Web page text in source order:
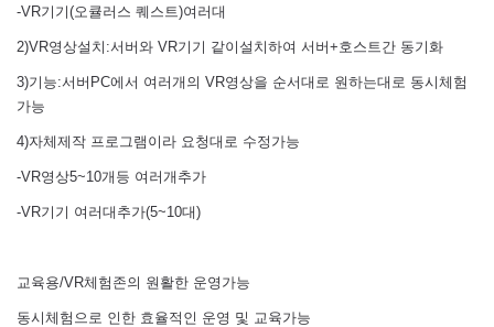
-VR기기(오큘러스 퀘스트)여러대
2)VR영상설치:서버와 VR기기 같이설치하여 서버+호스트간 동기화
3)기능:서버PC에서 여러개의 VR영상을 순서대로 원하는대로 동시체험
가능
4)자체제작 프로그램이라 요청대로 수정가능
-VR영상5~10개등 여러개추가
-VR기기 여러대추가(5~10대)
교육용/VR체험존의 원활한 운영가능
동시체험으로 인한 효율적인 운영 및 교육가능